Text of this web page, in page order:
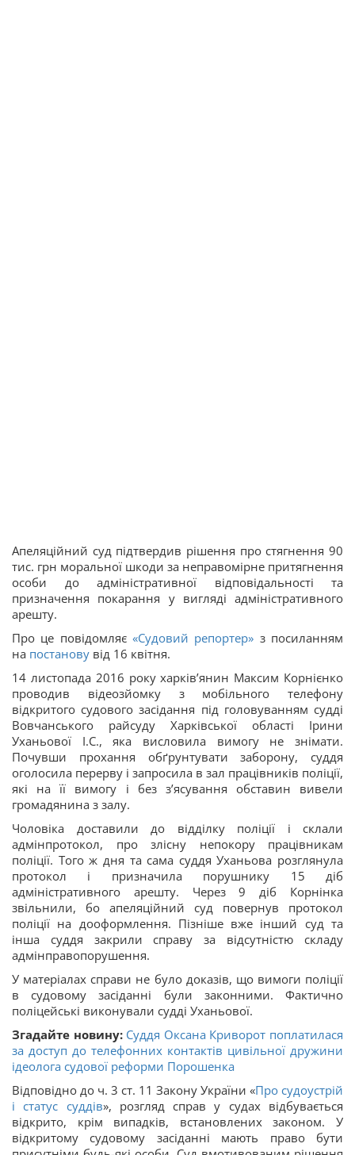
Апеляційний суд підтвердив рішення про стягнення 90
тис. грн моральної шкоди за неправомірне притягнення
особи до адміністративної відповідальності та
призначення покарання у вигляді адміністративного
арешту.
Про це повідомляє «Судовий репортер» з посиланням
на постанову від 16 квітня.
14 листопада 2016 року харків’янин Максим Корнієнко
проводив відеозйомку з мобільного телефону
відкритого судового засідання під головуванням судді
Вовчанського райсуду Харківської області Ірини
Уханьової І.С., яка висловила вимогу не знімати.
Почувши прохання обґрунтувати заборону, суддя
оголосила перерву і запросила в зал працівників поліції,
які на її вимогу і без з’ясування обставин вивели
громадянина з залу.
Чоловіка доставили до відділку поліції і склали
адмінпротокол, про злісну непокору працівникам
поліції. Того ж дня та сама суддя Уханьова розглянула
протокол і призначила порушнику 15 діб
адміністративного арешту. Через 9 діб Корнінка
звільнили, бо апеляційний суд повернув протокол
поліції на дооформлення. Пізніше вже інший суд та
інша суддя закрили справу за відсутністю складу
адмінправопорушення.
У матеріалах справи не було доказів, що вимоги поліції
в судовому засіданні були законними. Фактично
поліцейські виконували судді Уханьової.
Згадайте новину: Суддя Оксана Криворот поплатилася
за доступ до телефонних контактів цивільної дружини
ідеолога судової реформи Порошенка
Відповідно до ч. 3 ст. 11 Закону України «Про судоустрій
і статус суддів», розгляд справ у судах відбувається
відкрито, крім випадків, встановлених законом. У
відкритому судовому засіданні мають право бути